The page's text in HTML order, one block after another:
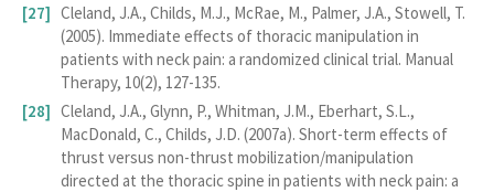
Cleland, J.A., Childs, M.J., McRae, M., Palmer, J.A., Stowell, T.
(2005). Immediate effects of thoracic manipulation in
patients with neck pain: a randomized clinical trial. Manual
Therapy, 10(2), 127-135.
Cleland, J.A., Glynn, P., Whitman, J.M., Eberhart, S.L.,
MacDonald, C., Childs, J.D. (2007a). Short-term effects of
thrust versus non-thrust mobilization/manipulation
directed at the thoracic spine in patients with neck pain: a